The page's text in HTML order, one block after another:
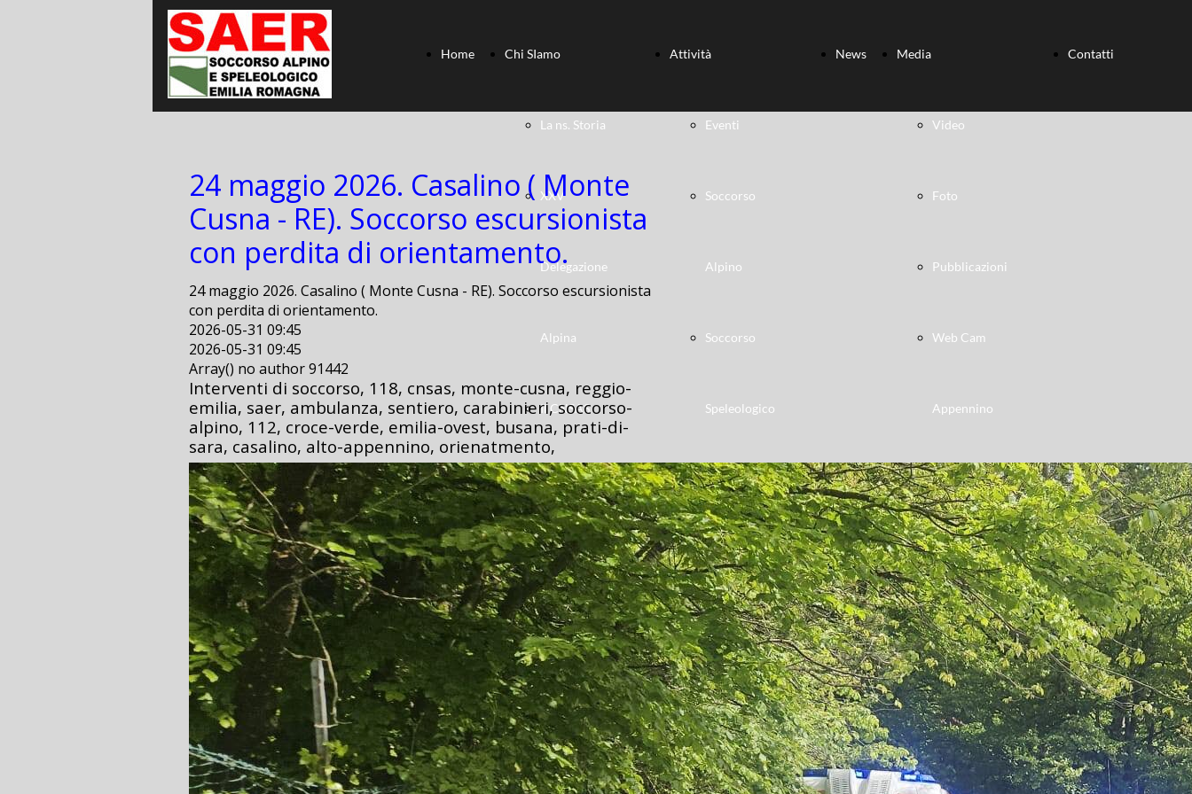
Home Chi SIamo
La ns. Storia
XXV
Delegazione
Alpina
Il CNSAS
XII
Delegazione
Speleologica
Diventa
Volontario
Attività
Eventi
Soccorso
Alpino
Soccorso
Speleologico
Ricerca
Dispersi
Unità
Cinofile
Elisoccorso
News Media
Video
Foto
Pubblicazioni
Web Cam
Appennino
Link
Wallpaper
Contatti
24 maggio 2026. Casalino ( Monte
Cusna - RE). Soccorso escursionista
con perdita di orientamento.
24 maggio 2026. Casalino ( Monte Cusna - RE). Soccorso escursionista
con perdita di orientamento.
2026-05-31 09:45
2026-05-31 09:45
Array() no author 91442
Interventi di soccorso, 118, cnsas, monte-cusna, reggio-
emilia, saer, ambulanza, sentiero, carabinieri, soccorso-
alpino, 112, croce-verde, emilia-ovest, busana, prati-di-
sara, casalino, alto-appennino, orienatmento,